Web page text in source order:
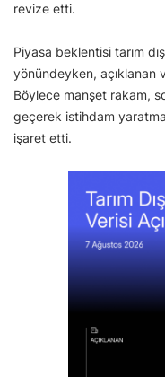
revize etti.
Piyasa beklentisi tarım
yönündeyken, açıklanan
Böylece manşet rakam,
geçerek istihdam
işaret etti.